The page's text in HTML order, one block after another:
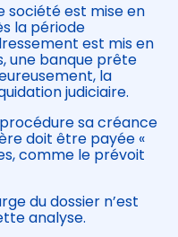
société est mise en
la période
est mis en
une banque prête
la
judiciaire.
sa créance
doit être payée «
comme le prévoit
du dossier n’est
analyse.